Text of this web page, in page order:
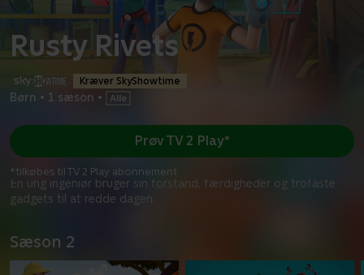
Rusty Rivets
Kræver SkyShowtime
Børn • 1 sæson •
En ung ingeniør bruger sin forstand, færdigheder og trofaste
gadgets til at redde dagen.
Prøv TV 2 Play*
*tilkøbes til TV 2 Play abonnement
Sæson 2